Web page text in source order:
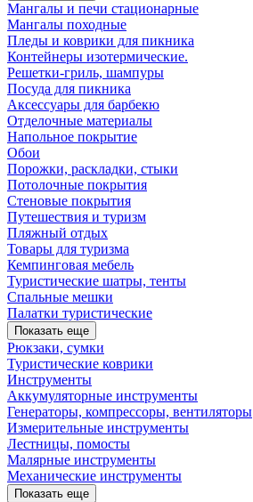
Мангалы и печи стационарные
Мангалы походные
Пледы и коврики для пикника
Контейнеры изотермические.
Решетки-гриль, шампуры
Посуда для пикника
Аксессуары для барбекю
Отделочные материалы
Напольное покрытие
Обои
Порожки, раскладки, стыки
Потолочные покрытия
Стеновые покрытия
Путешествия и туризм
Пляжный отдых
Товары для туризма
Кемпинговая мебель
Туристические шатры, тенты
Спальные мешки
Палатки туристические
Показать еще
Рюкзаки, сумки
Туристические коврики
Инструменты
Аккумуляторные инструменты
Генераторы, компрессоры, вентиляторы
Измерительные инструменты
Лестницы, помосты
Малярные инструменты
Механические инструменты
Показать еще